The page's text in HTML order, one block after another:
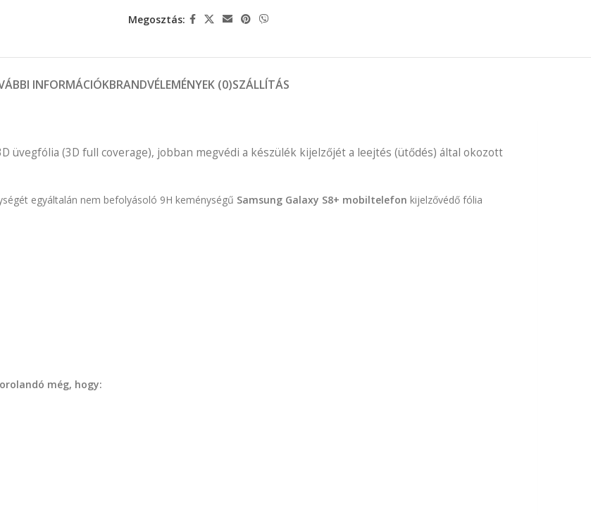
Megosztás:
INFORMÁCIÓKBRANDVÉLEMÉNYEK (0)SZÁLLÍTÁS
(3D full coverage), jobban megvédi a készülék kijelzőjét a leejtés (ütődés) által okozott
egyáltalán nem befolyásoló 9H keménységű Samsung Galaxy S8+ mobiltelefon kijelzővédő fólia
még, hogy: